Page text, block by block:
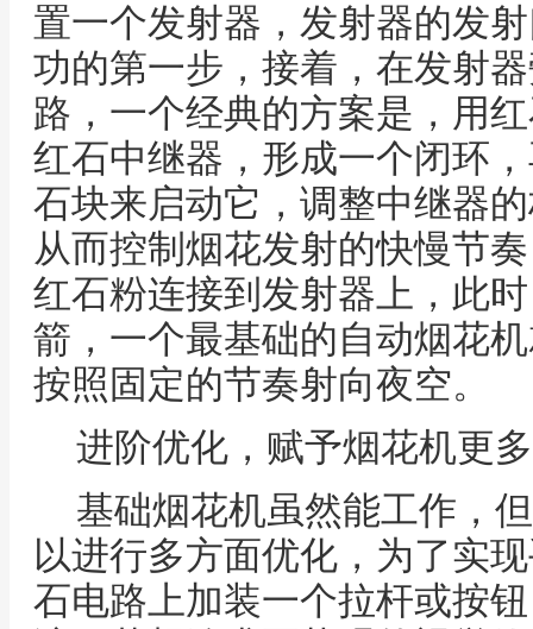
置一个发射器，发射器的发
功的第一步，接着，在发射
路，一个经典的方案是，用
红石中继器，形成一个闭环
石块来启动它，调整中继器
从而控制烟花发射的快慢节
红石粉连接到发射器上，此
箭，一个最基础的自动烟花
按照固定的节奏射向夜空。
进阶优化，赋予烟花机更
基础烟花机虽然能工作，
以进行多方面优化，为了实
石电路上加装一个拉杆或按